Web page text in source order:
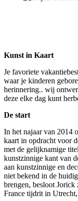
Kunst in Kaart
Je favoriete
waar je kinderen
herinnering.. wij
deze elke dag kunt
De start
In het najaar van 2014
kaart in opdracht voor
met de gelijknamige
kunstzinnige kant van
aan kunstzinnige en
niet bekend in de
brengen, besloot
France tijdrit in